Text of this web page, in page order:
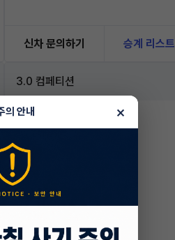
신차 문의하기 승계 리스트
3.0 컴페티션
의 안내 ×